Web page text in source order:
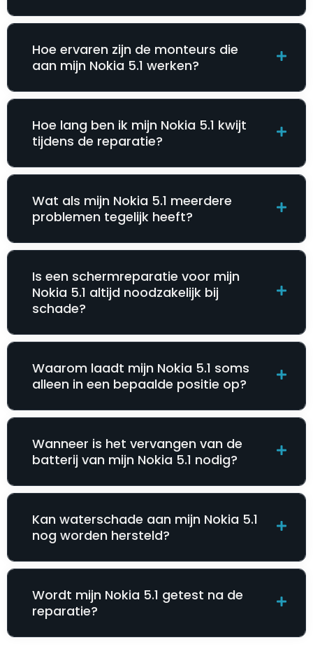
Hoe ervaren zijn de monteurs die
aan mijn Nokia 5.1 werken?
Hoe lang ben ik mijn Nokia 5.1 kwijt
tijdens de reparatie?
Wat als mijn Nokia 5.1 meerdere
problemen tegelijk heeft?
Is een schermreparatie voor mijn
Nokia 5.1 altijd noodzakelijk bij
schade?
Waarom laadt mijn Nokia 5.1 soms
alleen in een bepaalde positie op?
Wanneer is het vervangen van de
batterij van mijn Nokia 5.1 nodig?
Kan waterschade aan mijn Nokia 5.1
nog worden hersteld?
Wordt mijn Nokia 5.1 getest na de
reparatie?